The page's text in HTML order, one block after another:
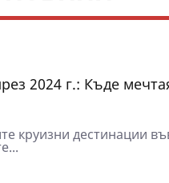
2024 г.: Къде
круизни дестинации